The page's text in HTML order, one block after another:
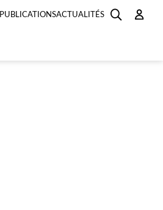
PUBLICATIONSACTUALITÉS